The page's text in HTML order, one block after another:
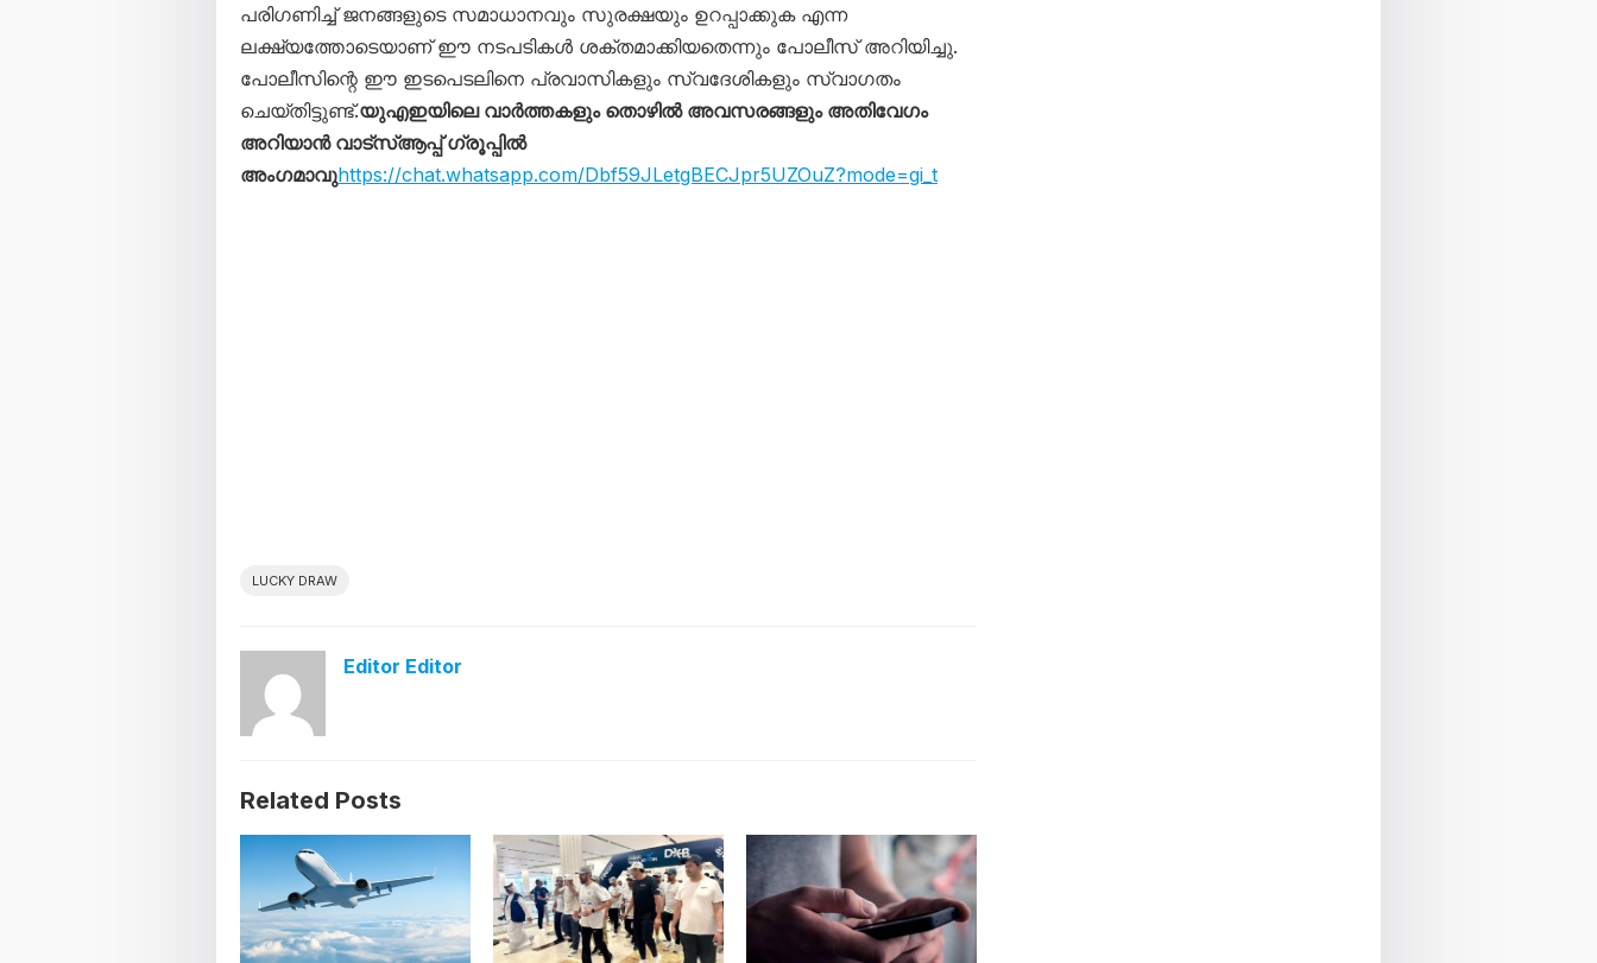
പരിഗണിച്ച് ജനങ്ങളുടെ സമാധാനവും സുരക്ഷയും ഉറപ്പാക്കുക എന്ന
ലക്ഷ്യത്തോടെയാണ് ഈ നടപടികൾ ശക്തമാക്കിയതെന്നും പോലീസ് അറിയിച്ചു.
പോലീസിന്റെ ഈ ഇടപെടലിനെ പ്രവാസികളും സ്വദേശികളും സ്വാഗതം
ചെയ്തിട്ടുണ്ട്.യുഎഇയിലെ വാർത്തകളും തൊഴിൽ അവസരങ്ങളും അതിവേഗം
അറിയാൻ വാട്സ്ആപ്പ് ഗ്രൂപ്പിൽ
അംഗമാവുhttps://chat.whatsapp.com/Dbf59JLetgBECJpr5UZOuZ?mode=gi_t
LUCKY DRAW
Editor Editor
Related Posts